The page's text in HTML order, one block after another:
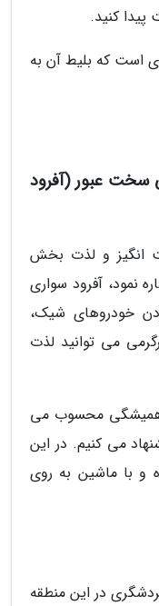
پیدا کنید.
است که بلیط آن به
سخت عبور (آفرود
انگیز و لذت بخش
نمود، آفرود سواری
خودروهای شیک،
می توانید لذت
همیشگی محسوب می
می کنیم. در این
و با ماشین به روی
در این منطقه